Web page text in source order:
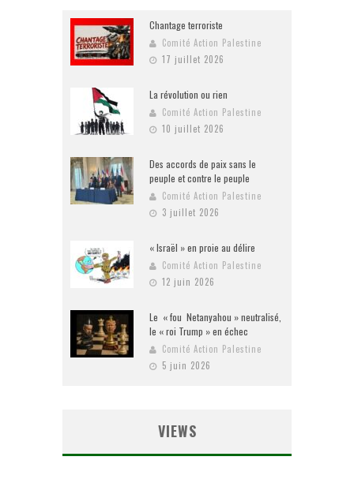
Chantage terroriste
Comité Action Palestine
17 juillet 2026
La révolution ou rien
Comité Action Palestine
10 juillet 2026
Des accords de paix sans le
peuple et contre le peuple
Comité Action Palestine
3 juillet 2026
« Israël » en proie au délire
Comité Action Palestine
12 juin 2026
Le « fou Netanyahou » neutralisé,
le « roi Trump » en échec
Comité Action Palestine
5 juin 2026
VIEWS